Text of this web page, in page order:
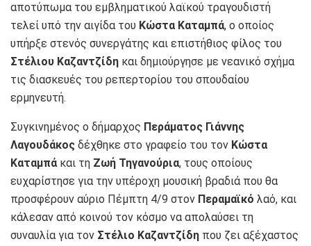
αποτύπωμα του εμβληματικού λαϊκού τραγουδιστή
τελεί υπό την αιγίδα του Κώστα Καταμπά, ο οποίος
υπήρξε στενός συνεργάτης και επιστήθιος φίλος του
Στέλιου Καζαντζίδη και δημιούργησε με νεανικό σχήμα
τις διασκευές του ρεπερτορίου του σπουδαίου
ερμηνευτή.
Συγκινημένος ο δήμαρχος Περάματος Γιάννης
Λαγουδάκος δέχθηκε στο γραφείο του τον Κώστα
Καταμπά και τη Ζωή Τηγανούρια, τους οποίους
ευχαρίστησε για την υπέροχη μουσική βραδιά που θα
προσφέρουν αύριο Πέμπτη 4/9 στον Περαμαϊκό λαό, και
κάλεσαν από κοινού τον κόσμο να απολαύσει τη
συναυλία για τον Στέλιο Καζαντζίδη που ζει αξέχαστος